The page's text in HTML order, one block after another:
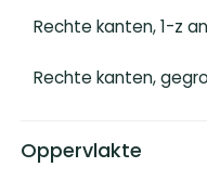
Rechte kanten, 1-z
Rechte kanten,
Oppervlakte